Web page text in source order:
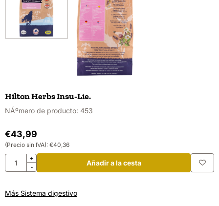
Hilton Herbs Insu-Lie.
NÁºmero de producto: 453
€43,99
(Precio sin IVA): €40,36
Cantidad
+
-
Añadir a la cesta
Más Sistema digestivo